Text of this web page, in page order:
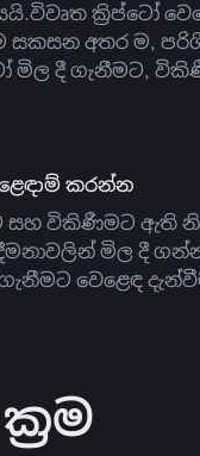
ක්‍රිප්ටෝ
සකසන අතර ම,
දී ගැනීමට,
කරන්න
සහ විකිණීමට ඇති
මිල දී
වෙළෙඳ